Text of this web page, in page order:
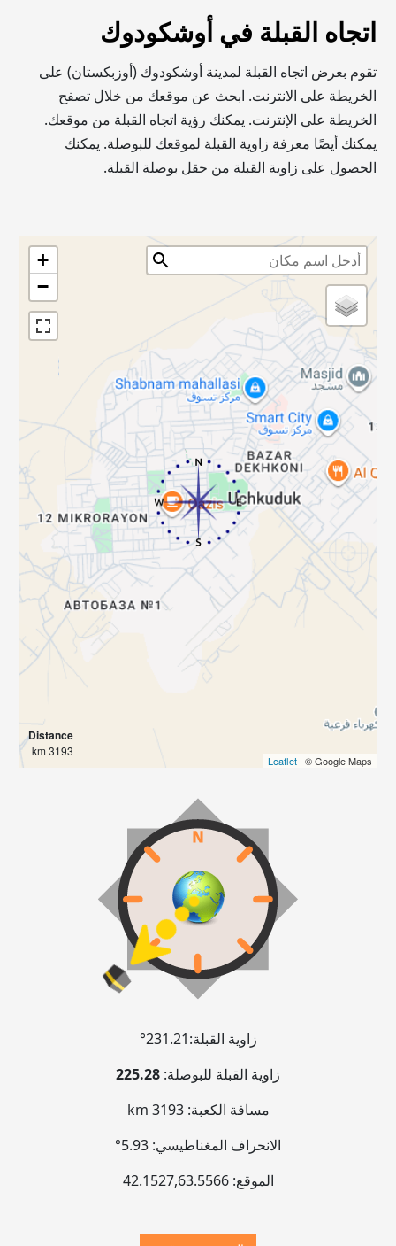
اتجاه القبلة في أوشكودوك
تقوم بعرض اتجاه القبلة لمدينة أوشكودوك (أوزبكستان) على
الخريطة على الانترنت. ابحث عن موقعك من خلال تصفح
الخريطة على الإنترنت. يمكنك رؤية اتجاه القبلة من موقعك.
يمكنك أيضًا معرفة زاوية القبلة لموقعك للبوصلة. يمكنك
الحصول على زاوية القبلة من حقل بوصلة القبلة.
+
−
Distance
3193 km
Leaflet| © Google Maps
زاوية القبلة:231.21°
زاوية القبلة للبوصلة: 225.28
مسافة الكعبة:3193 km
الانحراف المغناطيسي: 5.93°
الموقع:
42.1527,63.5566